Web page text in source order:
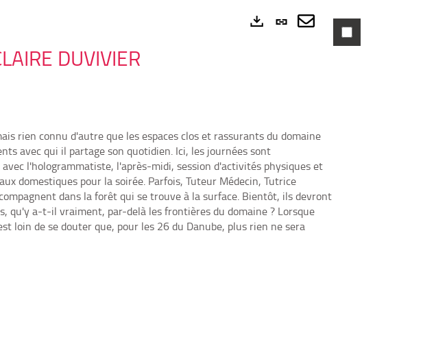
Lien
permanent
Envoyer
DUVIVIER
rien connu d'autre que les espaces clos et rassurants du domaine
avec qui il partage son quotidien. Ici, les journées sont
l'hologrammatiste, l'après-midi, session d'activités physiques et
domestiques pour la soirée. Parfois, Tuteur Médecin, Tutrice
dans la forêt qui se trouve à la surface. Bientôt, ils devront
qu'y a-t-il vraiment, par-delà les frontières du domaine ? Lorsque
loin de se douter que, pour les 26 du Danube, plus rien ne sera